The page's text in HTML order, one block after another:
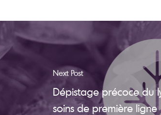
Next Post
Dépistage précoce du
soins de première ligne